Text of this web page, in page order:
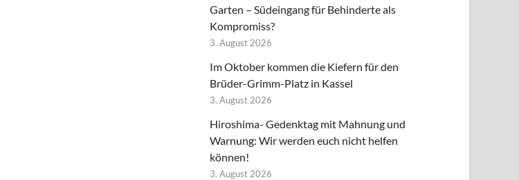
Garten – Südeingang für Behinderte als
Kompromiss?
3. August 2026
Im Oktober kommen die Kiefern für den
Brüder-Grimm-Platz in Kassel
3. August 2026
Hiroshima- Gedenktag mit Mahnung und
Warnung: Wir werden euch nicht helfen
können!
3. August 2026